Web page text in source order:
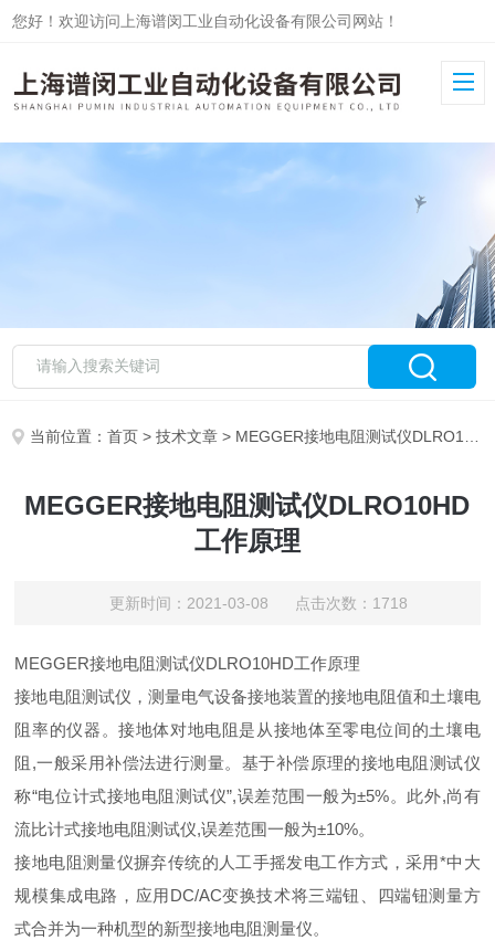
您好！欢迎访问上海谱闵工业自动化设备有限公司网站！
当前位置：首页 >技术文章 > MEGGER接地电阻测试仪DLRO10HD工作原理
MEGGER接地电阻测试仪DLRO10HD
工作原理
更新时间：2021-03-08 点击次数：1718
MEGGER接地电阻测试仪DLRO10HD工作原理
接地电阻测试仪，测量电气设备接地装置的接地电阻值和土壤电
阻率的仪器。接地体对地电阻是从接地体至零电位间的土壤电
阻,一般采用补偿法进行测量。基于补偿原理的接地电阻测试仪
称“电位计式接地电阻测试仪”,误差范围一般为±5%。此外,尚有
流比计式接地电阻测试仪,误差范围一般为±10%。
接地电阻测量仪摒弃传统的人工手摇发电工作方式，采用*中大
规模集成电路，应用DC/AC变换技术将三端钮、四端钮测量方
式合并为一种机型的新型接地电阻测量仪。